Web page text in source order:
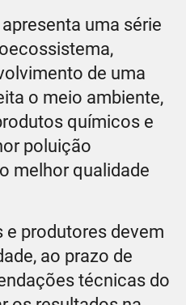
uma série
de uma
o meio ambiente,
químicos e
poluição
melhor qualidade
produtores devem
ao prazo de
técnicas do